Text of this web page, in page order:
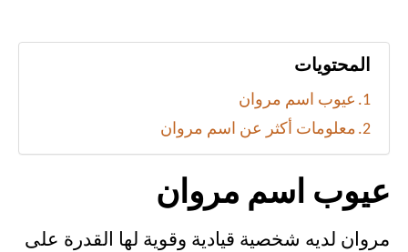
المحتويات
عيوب اسم مروان
معلومات أكثر عن اسم مروان
عيوب اسم مروان
مروان لديه شخصية قيادية وقوية لها القدرة على